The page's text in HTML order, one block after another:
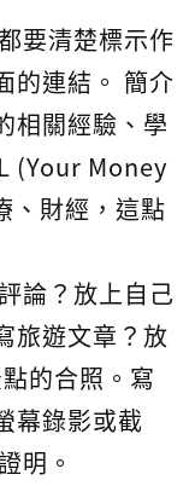
要清楚標示作
的連結。 簡介
相關經驗、學
(Your Money
、財經，這點
論？放上自己
旅遊文章？放
的合照。寫
幕錄影或截
明。